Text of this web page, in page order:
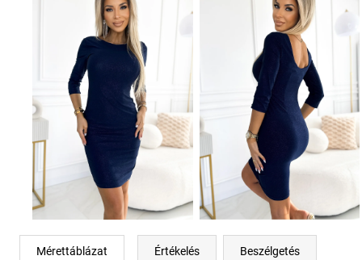
Mérettáblázat Értékelés Beszélgetés